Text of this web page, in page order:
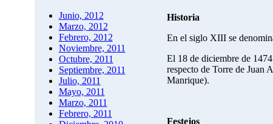
Junio, 2012
Marzo, 2012
Febrero, 2012
Noviembre, 2011
Octubre, 2011
Septiembre, 2011
Julio, 2011
Mayo, 2011
Marzo, 2011
Febrero, 2011
Historia
En el siglo XIII se
El 18 de diciembre de
respecto de Torre de Juan
Manrique).
Festejos